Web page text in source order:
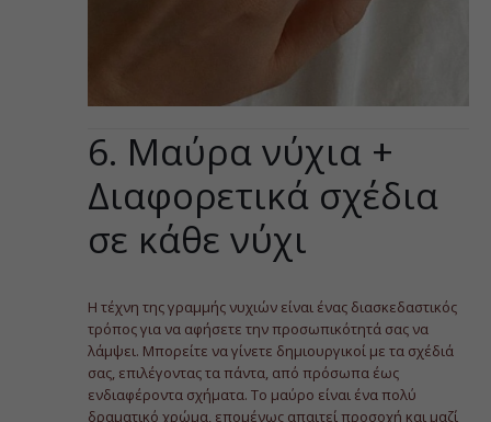
6. Μαύρα νύχια +
Διαφορετικά σχέδια
σε κάθε νύχι
Η τέχνη της γραμμής νυχιών είναι ένας διασκεδαστικός
τρόπος για να αφήσετε την προσωπικότητά σας να
λάμψει. Μπορείτε να γίνετε δημιουργικοί με τα σχέδιά
σας, επιλέγοντας τα πάντα, από πρόσωπα έως
ενδιαφέροντα σχήματα. Το μαύρο είναι ένα πολύ
δραματικό χρώμα, επομένως απαιτεί προσοχή και μαζί